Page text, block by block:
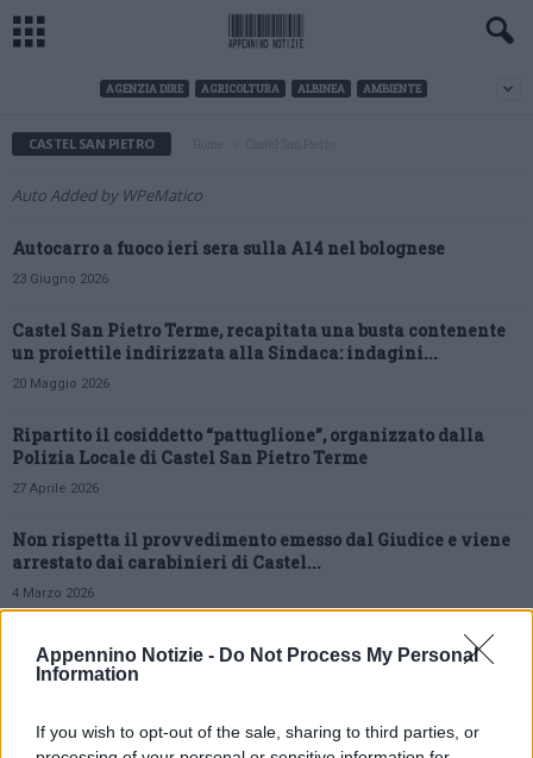
Appennino Notizie - Do Not Process My Personal
Information
If you wish to opt-out of the sale, sharing to third parties, or
AGENZIA DIRE AGRICOLTURA ALBINEA AMBIENTE
CASTEL SAN PIETRO
Auto Added by WPeMatico
Autocarro a fuoco ieri sera sulla A14 nel bolognese
23 Giugno 2026
Castel San Pietro Terme, recapitata una busta contenente
un proiettile indirizzata alla Sindaca: indagini...
20 Maggio 2026
Ripartito il cosiddetto “pattuglione”, organizzato dalla
Polizia Locale di Castel San Pietro Terme
27 Aprile 2026
Non rispetta il provvedimento emesso dal Giudice e viene
arrestato dai carabinieri di Castel...
4 Marzo 2026
Fatti avvenuti lungo la ferrovia a Castel San Pietro Terme,
la Sindaca ringrazia Forze...
Pietre sui binari: 20enne imolese arrestato dai carabinieri